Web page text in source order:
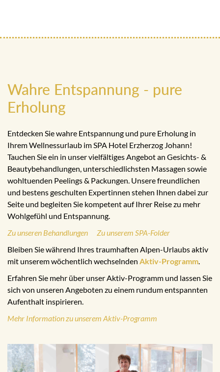
Wahre Entspannung - pure
Erholung
Entdecken Sie wahre Entspannung und pure Erholung in
Ihrem Wellnessurlaub im SPA Hotel Erzherzog Johann!
Tauchen Sie ein in unser vielfältiges Angebot an Gesichts- &
Beautybehandlungen, unterschiedlichsten Massagen sowie
wohltuenden Peelings & Packungen. Unsere freundlichen
und bestens geschulten Expertinnen stehen Ihnen dabei zur
Seite und begleiten Sie kompetent auf Ihrer Reise zu mehr
Wohlgefühl und Entspannung.
Zu unseren Behandlungen Zu unserem SPA-Folder
Bleiben Sie während Ihres traumhaften Alpen-Urlaubs aktiv
mit unserem wöchentlich wechselnden Aktiv-Programm
Erfahren Sie mehr über unser Aktiv-Programm und lassen Sie
sich von unseren Angeboten zu einem rundum entspannten
Aufenthalt inspirieren.
Mehr Information zu unserem Aktiv-Programm